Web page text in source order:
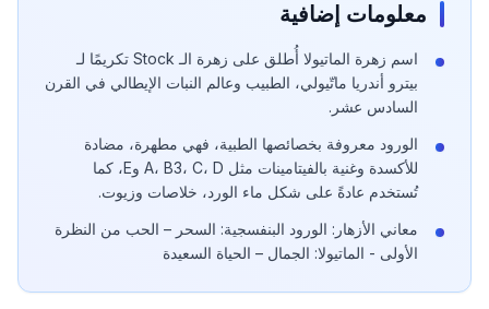
معلومات إضافية
اسم زهرة الماتيولا أُطلق على زهرة الـ Stock تكريمًا لـ
بيترو أندريا ماتّيولي، الطبيب وعالم النبات الإيطالي في القرن
السادس عشر.
الورود معروفة بخصائصها الطبية، فهي مطهرة، مضادة
للأكسدة وغنية بالفيتامينات مثل A، B3، C، D وE، كما
تُستخدم عادةً على شكل ماء الورد، خلاصات وزيوت.
معاني الأزهار: الورود البنفسجية: السحر – الحب من النظرة
الأولى - الماتيولا: الجمال – الحياة السعيدة